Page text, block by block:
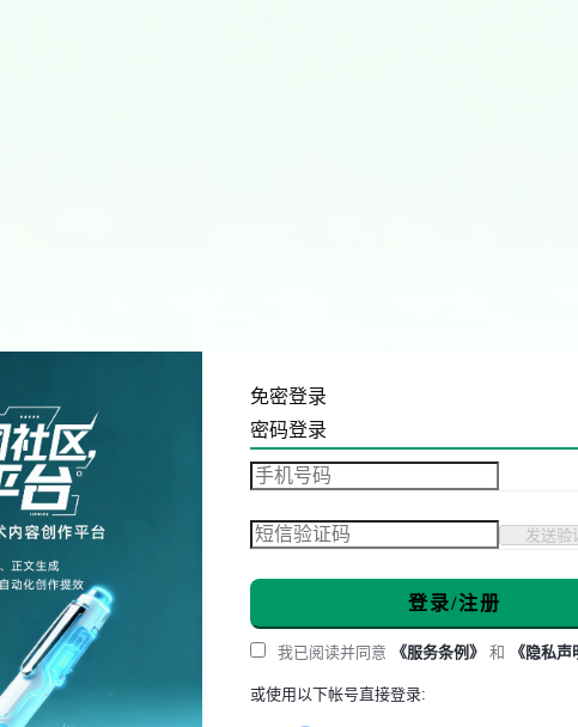
免密登录
密码登录
发送验
登录/注册
我已阅读并同意 《服务条例》 和 《隐私声
或使用以下帐号直接登录: